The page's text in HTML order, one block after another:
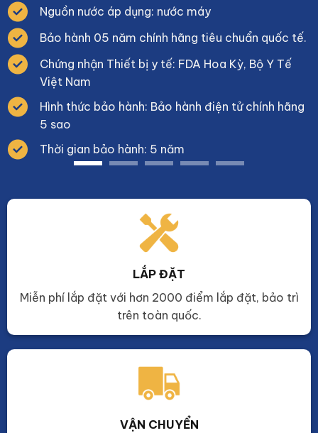
Nguồn nước áp dụng: nước máy
Bảo hành 05 năm chính hãng tiêu chuẩn quốc tế.
Chứng nhận Thiết bị y tế: FDA Hoa Kỳ, Bộ Y Tế
Việt Nam
Hình thức bảo hành: Bảo hành điện tử chính hãng
5 sao
Thời gian bảo hành: 5 năm
LẮP ĐẶT
Miễn phí lắp đặt với hơn 2000 điểm lắp đặt, bảo trì
trên toàn quốc.
VẬN CHUYỂN